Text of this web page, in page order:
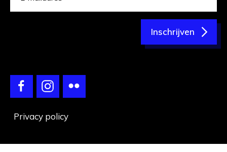
Inschrijven
Privacy policy